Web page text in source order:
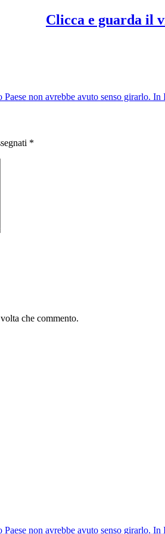
Clicca e guarda il
non avrebbe avuto senso girarlo. In
*
che commento.
non avrebbe avuto senso girarlo. In